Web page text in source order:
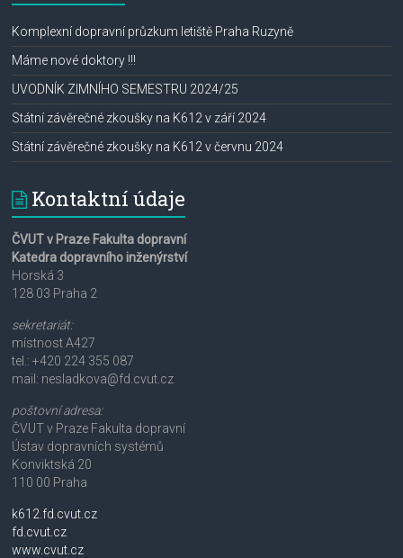
Komplexní dopravní průzkum letiště Praha Ruzyně
Máme nové doktory !!!
UVODNÍK ZIMNÍHO SEMESTRU 2024/25
Státní závěrečné zkoušky na K612 v září 2024
Státní závěrečné zkoušky na K612 v červnu 2024
Kontaktní údaje
ČVUT v Praze Fakulta dopravní
Katedra dopravního inženýrství
Horská 3
128 03 Praha 2
sekretariát:
místnost A427
tel.: +420 224 355 087
mail: nesladkova@fd.cvut.cz
poštovní adresa:
ČVUT v Praze Fakulta dopravní
Ústav dopravních systémů
Konviktská 20
110 00 Praha
k612.fd.cvut.cz
fd.cvut.cz
www.cvut.cz